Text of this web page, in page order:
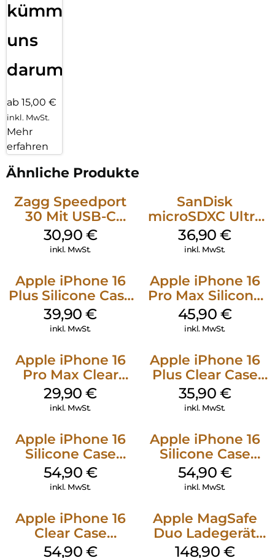
kümmern
uns
darum!
ab 15,00 €
inkl. MwSt.
Mehr
erfahren
Ähnliche Produkte
Zagg Speedport
30 Mit USB-C
Kabel Weiß
30,90 €
inkl. MwSt.
SanDisk
microSDXC Ultra
128 GB + Adapter
Mobile
36,90€
inkl. MwSt.
Apple iPhone 16
Plus Silicone Case
MagSafe Plum
39,90€
inkl. MwSt.
Apple iPhone 16
Pro Max Silicone
Case MagSafe
Ultramarine
45,90 €
inkl. MwSt.
Apple iPhone 16
Pro Max Clear
Case MagSafe
Transparent
29,90€
inkl. MwSt.
Apple iPhone 16
Plus Clear Case
MagSafe
Transparent
35,90 €
inkl. MwSt.
Apple iPhone 16
Silicone Case
MagSafe Black
54,90 €
inkl. MwSt.
Apple iPhone 16
Silicone Case
MagSafe Lake
Green
54,90 €
inkl. MwSt.
Apple iPhone 16
Clear Case
MagSafe
54,90 €
Apple MagSafe
Duo Ladegerät
Weiß
148,90 €